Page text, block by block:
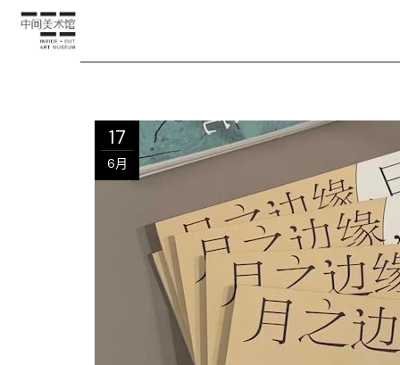
17
6月